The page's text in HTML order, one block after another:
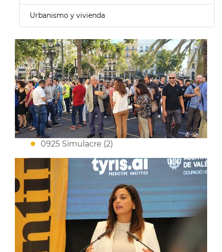
Urbanismo y vivienda
0925 Simulacre (2)